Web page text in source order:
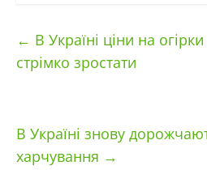
← В Україні ціни на
стрімко зростати
В Україні знову
харчування →